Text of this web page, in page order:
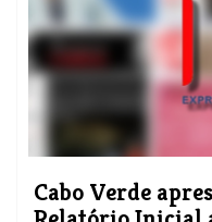
​Cabo Verde